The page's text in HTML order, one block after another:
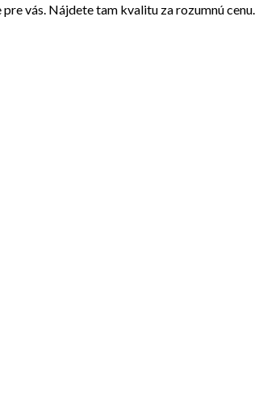
vás. Nájdete tam kvalitu za rozumnú cenu.